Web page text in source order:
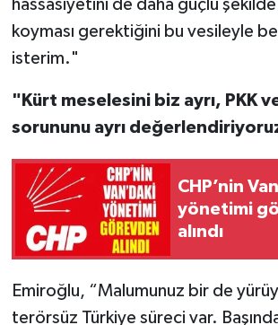
hassasiyetini de daha güçlü
koyması gerektiğini bu vesileyle
isterim."
"Kürt meselesini biz ayrı, PKK
sorununu ayrı
CHP’nin
yönetimi
alındı
Emiroğlu, “Malumunuz bir de
terörsüz Türkiye süreci var.